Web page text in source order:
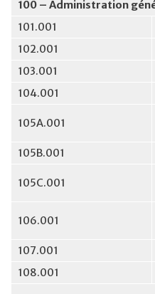
100 – Administration
101.001
102.001
103.001
104.001
105A.001
105B.001
105C.001
106.001
107.001
108.001